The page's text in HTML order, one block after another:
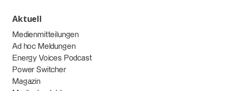
Aktuell
Medienmitteilungen
Ad hoc Meldungen
Energy Voices Podcast
Power Switcher
Magazin